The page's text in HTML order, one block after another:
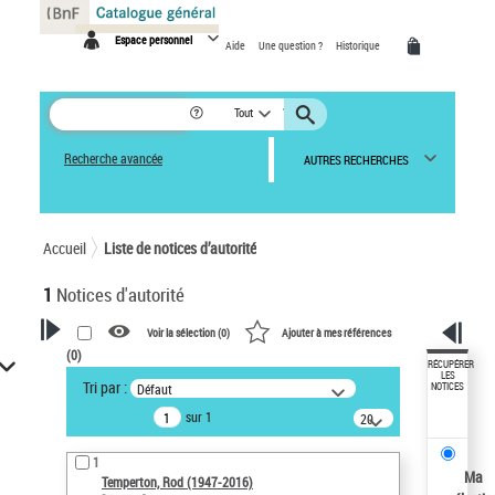
Espace personnel Aide Une question ? Historique
Tout
Recherche avancée AUTRES RECHERCHES
Accueil Liste de notices d’autorité
1 Notices d'autorité
VOTRE RECHERCHE
Recherche avancée dans les
notices d’autorité
Œuvres liées à l'auteur :
Temperton, Rod (1947-2016)
Voir la sélection (0) Ajouter à mes références
(0)
Tri par : Défaut
sur 1
20
résultats/page
1
Temperton, Rod (1947-2016)
RÉCUPÉRER
LES
NOTICES
Ma
Panneau de gestion des cookies